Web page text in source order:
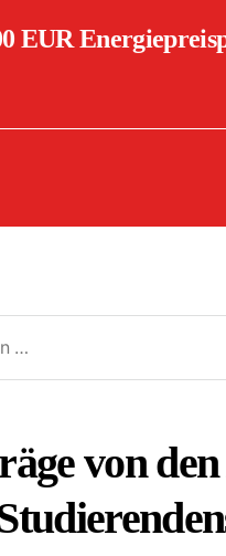
EUR
von